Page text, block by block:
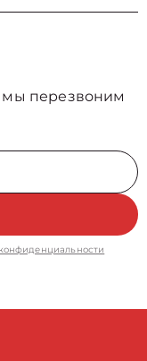
мы перезвоним